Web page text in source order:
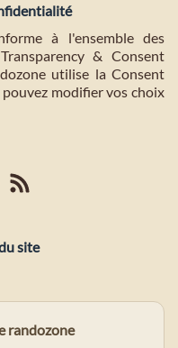
à l'ensemble des
& Consent
utilise la Consent
modifier vos choix
site
randozone